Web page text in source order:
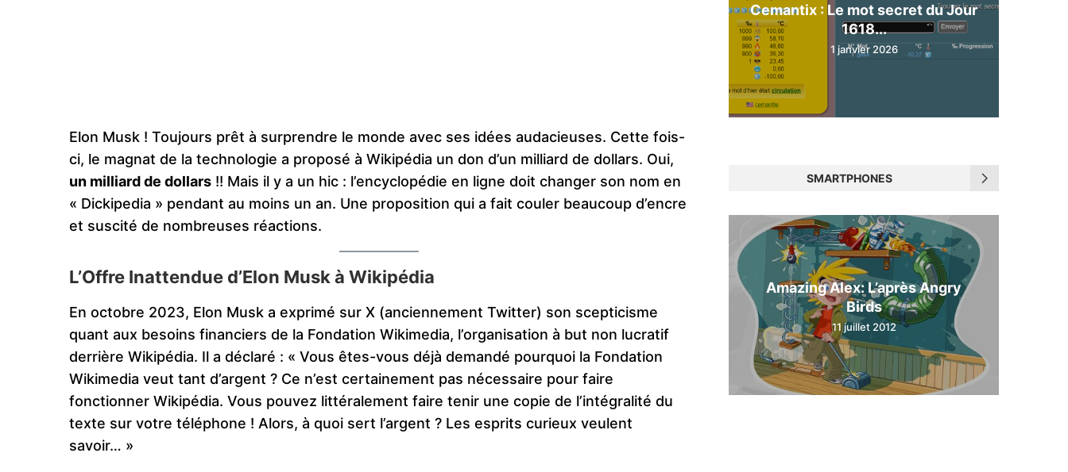
Elon Musk ! Toujours prêt à surprendre le monde avec ses idées audacieuses. Cette fois-
ci, le magnat de la technologie a proposé à Wikipédia un don d’un milliard de dollars. Oui,
un milliard de dollars !! Mais il y a un hic : l’encyclopédie en ligne doit changer son nom en
« Dickipedia » pendant au moins un an. Une proposition qui a fait couler beaucoup d’encre
et suscité de nombreuses réactions.
L’Offre Inattendue d’Elon Musk à Wikipédia
En octobre 2023, Elon Musk a exprimé sur X (anciennement Twitter) son scepticisme
quant aux besoins financiers de la Fondation Wikimedia, l’organisation à but non lucratif
derrière Wikipédia. Il a déclaré : « Vous êtes-vous déjà demandé pourquoi la Fondation
Wikimedia veut tant d’argent ? Ce n’est certainement pas nécessaire pour faire
fonctionner Wikipédia. Vous pouvez littéralement faire tenir une copie de l’intégralité du
texte sur votre téléphone ! Alors, à quoi sert l’argent ? Les esprits curieux veulent
savoir… »
Cemantix : Le mot secret du Jour
1618...
1 janvier 2026
SMARTPHONES
Amazing Alex: L’après Angry
Birds
11 juillet 2012